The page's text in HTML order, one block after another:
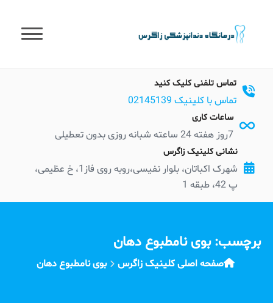
content
تماس تلفنی کلیک کنید
تماس با کلینیک 02145139
ساعات کاری
7روز هفته 24 ساعته شبانه روزی بدون تعطیلی
نشانی کلینیک زاگرس
شهرک اکباتان، بلوار نفیسی،روبه روی فاز1، خ عظیمی،
پ 42، طبقه 1
برچسب:بوی نا‌مطبوع دهان
صفحه اصلی کلینیک زاگرس بوی نا‌مطبوع دهان